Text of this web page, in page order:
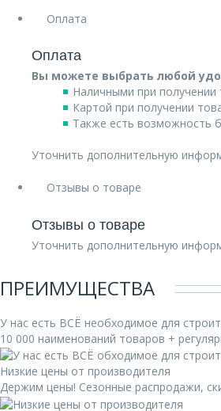
Оплата
Оплата
Вы можете выбрать любой
Наличными при получении
Картой при получении
Также есть возможность
Уточнить дополнительную
Отзывы о товаре
Отзывы о товаре
Уточнить дополнительную
ПРЕИМУЩЕСТВА
У нас есть ВСЁ необходимое для
10 000 наименований товаров +
Низкие цены от производителя
Держим цены! Сезонные распродажи,